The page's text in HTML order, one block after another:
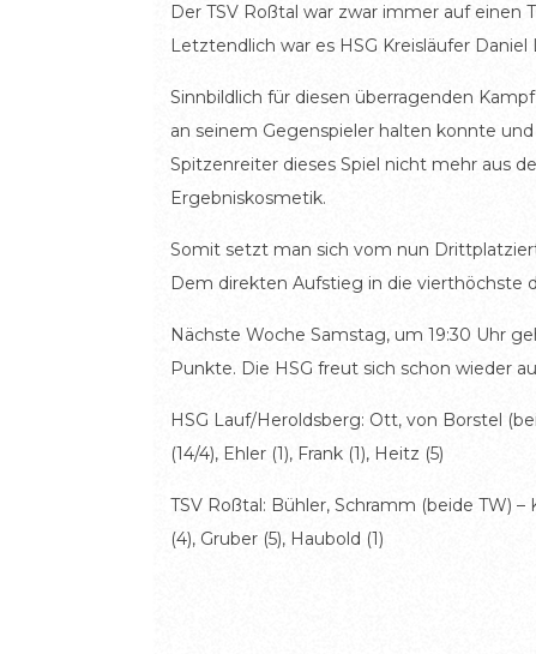
Der TSV Roßtal war zwar immer auf einen
Letztendlich war es HSG Kreisläufer
Sinnbildlich für diesen überragenden
an seinem Gegenspieler halten konnte
Spitzenreiter dieses Spiel nicht mehr aus
Ergebniskosmetik.
Somit setzt man sich vom nun
Dem direkten Aufstieg in die vierthöchste
Nächste Woche Samstag, um 19:30 Uhr
Punkte. Die HSG freut sich schon wieder
HSG Lauf/Heroldsberg: Ott, von Borstel
(14/4), Ehler (1), Frank (1), Heitz (5)
TSV Roßtal: Bühler, Schramm (beide TW) –
(4), Gruber (5), Haubold (1)